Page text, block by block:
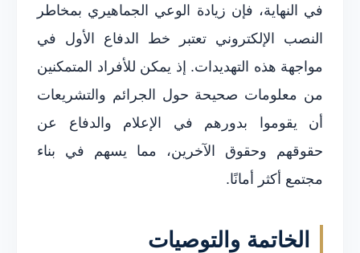
في النهاية، فإن زيادة الوعي الجماهيري بمخاطر
النصب الإلكتروني تعتبر خط الدفاع الأول في
مواجهة هذه التهديدات. إذ يمكن للأفراد المتمكنين
من معلومات صحيحة حول الجرائم والتشريعات
أن يقوموا بدورهم في الإعلام والدفاع عن
حقوقهم وحقوق الآخرين، مما يسهم في بناء
مجتمع أكثر أمانًا.
الخاتمة والتوصيات